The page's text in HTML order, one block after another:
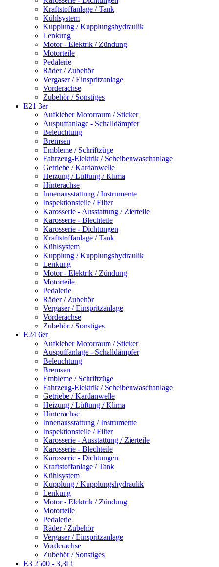
Kraftstoffanlage / Tank
Kühlsystem
Kupplung / Kupplungshydraulik
Lenkung
Motor - Elektrik / Zündung
Motorteile
Pedalerie
Räder / Zubehör
Vergaser / Einspritzanlage
Vorderachse
Zubehör / Sonstiges
E21 3er
Aufkleber Motorraum / Sticker
Auspuffanlage - Schalldämpfer
Beleuchtung
Bremsen
Embleme / Schriftzüge
Fahrzeug-Elektrik / Scheibenwaschanlage
Getriebe / Kardanwelle
Heizung / Lüftung / Klima
Hinterachse
Innenausstattung / Instrumente
Inspektionsteile / Filter
Karosserie - Ausstattung / Zierteile
Karosserie - Blechteile
Karosserie - Dichtungen
Kraftstoffanlage / Tank
Kühlsystem
Kupplung / Kupplungshydraulik
Lenkung
Motor - Elektrik / Zündung
Motorteile
Pedalerie
Räder / Zubehör
Vergaser / Einspritzanlage
Vorderachse
Zubehör / Sonstiges
E24 6er
Aufkleber Motorraum / Sticker
Auspuffanlage - Schalldämpfer
Beleuchtung
Bremsen
Embleme / Schriftzüge
Fahrzeug-Elektrik / Scheibenwaschanlage
Getriebe / Kardanwelle
Heizung / Lüftung / Klima
Hinterachse
Innenausstattung / Instrumente
Inspektionsteile / Filter
Karosserie - Ausstattung / Zierteile
Karosserie - Blechteile
Karosserie - Dichtungen
Kraftstoffanlage / Tank
Kühlsystem
Kupplung / Kupplungshydraulik
Lenkung
Motor - Elektrik / Zündung
Motorteile
Pedalerie
Räder / Zubehör
Vergaser / Einspritzanlage
Vorderachse
Zubehör / Sonstiges
E3 2500 - 3,3Li